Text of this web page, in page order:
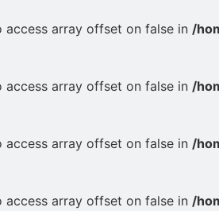
access array offset on false in /
access array offset on false in /
access array offset on false in /
access array offset on false in /